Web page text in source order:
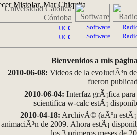
UCC
UCC
Software
Software
Bienvenidos a mis
2010-06-08: Videos de la evoluciÃ³n
fueron
2010-06-04: Interfaz grÃ¡fica
scientifica w-calc estÃ¡
2010-04-18: ArchivÃ© (aÃºn
animaciÃ³n de 2009. Ahora estÃ¡
los 3 primeros meses de